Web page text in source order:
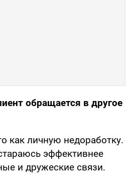
обращается в другое
как личную недоработку.
эффективнее
и дружеские связи.